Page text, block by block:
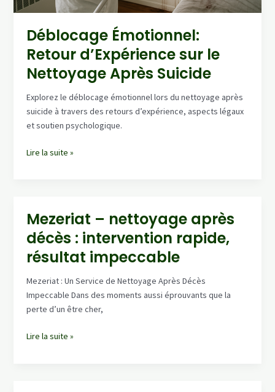
Déblocage Émotionnel:
Retour d’Expérience sur le
Nettoyage Après Suicide
Explorez le déblocage émotionnel lors du nettoyage après
suicide à travers des retours d’expérience, aspects légaux
et soutien psychologique.
Déblocage
le
Nettoyage
Après
Suicide
Lire la suite »
Mezeriat – nettoyage après
décès : intervention rapide,
résultat impeccable
Mezeriat : Un Service de Nettoyage Après Décès
Impeccable Dans des moments aussi éprouvants que la
perte d’un être cher,
Mezeriat
Lire la suite »